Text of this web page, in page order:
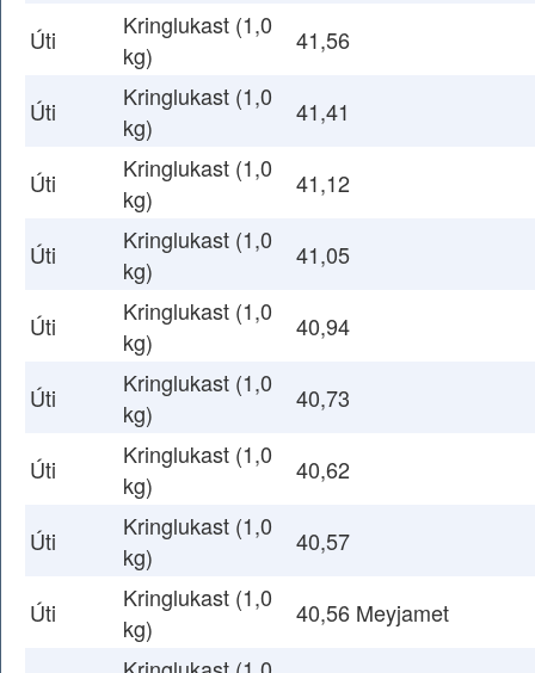
Úti
Kringlukast (1,0
kg)
41,56
Úti
Kringlukast (1,0
kg)
41,41
Úti
Kringlukast (1,0
kg)
41,12
Úti
Kringlukast (1,0
kg)
41,05
Úti
Kringlukast (1,0
kg)
40,94
Úti
Kringlukast (1,0
kg)
40,73
Úti
Kringlukast (1,0
kg)
40,62
Úti
Kringlukast (1,0
kg)
40,57
Úti
Kringlukast (1,0
kg)
40,56 Meyjamet